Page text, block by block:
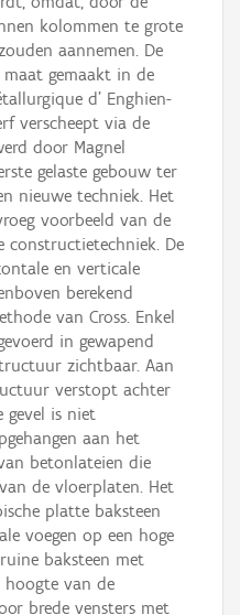
kolommen te grote
aannemen. De
gemaakt in de
d’ Enghien-
verscheept via de
door Magnel
gelaste gebouw ter
nieuwe techniek. Het
voorbeeld van de
constructietechniek. De
en verticale
berekend
van Cross. Enkel
in gewapend
zichtbaar. Aan
verstopt achter
gevel is niet
aan het
betonlateien die
de vloerplaten. Het
platte baksteen
voegen op een hoge
baksteen met
hoogte van de
brede vensters met